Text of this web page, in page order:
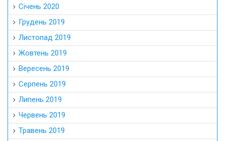
Січень 2020
Грудень 2019
Листопад 2019
Жовтень 2019
Вересень 2019
Серпень 2019
Липень 2019
Червень 2019
Травень 2019